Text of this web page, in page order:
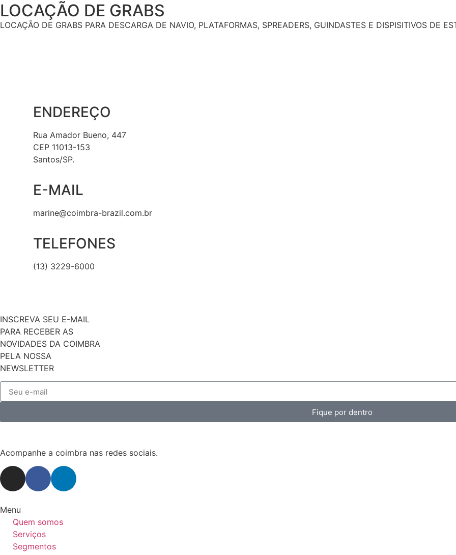
LOCAÇÃO DE GRABS
LOCAÇÃO DE GRABS PARA DESCARGA DE NAVIO, PLATAFORMAS, SPREADERS, GUINDASTES E DISPISITIVOS DE
ENDEREÇO
Rua Amador Bueno, 447
CEP 11013-153
Santos/SP.
E-MAIL
marine@coimbra-brazil.com.br
TELEFONES
(13) 3229-6000
INSCREVA SEU E-MAIL
PARA RECEBER AS
NOVIDADES DA COIMBRA
PELA NOSSA
NEWSLETTER
Fique por dentro
Acompanhe a coimbra nas redes sociais.
Menu
Quem somos
Serviços
Segmentos